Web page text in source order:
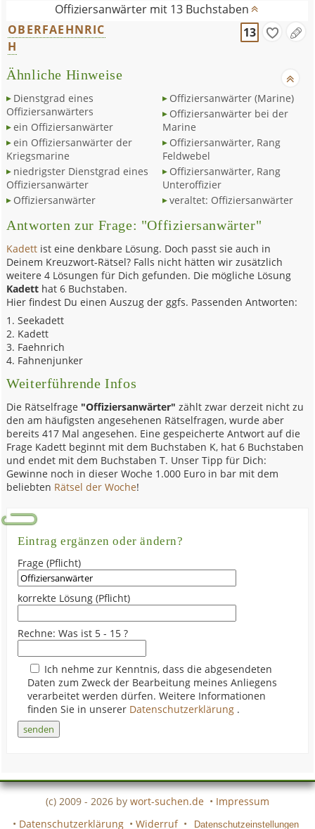
Offiziersanwärter mit 13 Buchstaben
OBERFAEHNRIC
H
13
Ähnliche Hinweise
Dienstgrad eines
Offiziersanwärters
ein Offiziersanwärter
ein Offiziersanwärter der
Kriegsmarine
niedrigster Dienstgrad eines
Offiziersanwärter
Offiziersanwärter
Offiziersanwärter (Marine)
Offiziersanwärter bei der
Marine
Offiziersanwärter, Rang
Feldwebel
Offiziersanwärter, Rang
Unteroffizier
veraltet: Offiziersanwärter
Antworten zur Frage: "Offiziersanwärter"
Kadett ist eine denkbare Lösung. Doch passt sie auch in
Deinem Kreuzwort-Rätsel? Falls nicht hätten wir zusätzlich
weitere 4 Lösungen für Dich gefunden. Die mögliche Lösung
Kadett hat 6 Buchstaben.
Hier findest Du einen Auszug der ggfs. Passenden Antworten:
Seekadett
Kadett
Faehnrich
Fahnenjunker
Weiterführende Infos
Die Rätselfrage "Offiziersanwärter" zählt zwar derzeit nicht zu
den am häufigsten angesehenen Rätselfragen, wurde aber
bereits 417 Mal angesehen. Eine gespeicherte Antwort auf die
Frage Kadett beginnt mit dem Buchstaben K, hat 6 Buchstaben
und endet mit dem Buchstaben T. Unser Tipp für Dich:
Gewinne noch in dieser Woche 1.000 Euro in bar mit dem
beliebten Rätsel der Woche!
Eintrag ergänzen oder ändern?
Frage (Pflicht)
korrekte Lösung (Pflicht)
Rechne: Was ist 5 - 15 ?
Ich nehme zur Kenntnis, dass die abgesendeten
Daten zum Zweck der Bearbeitung meines Anliegens
verarbeitet werden dürfen. Weitere Informationen
finden Sie in unserer Datenschutzerklärung .
(c) 2009 - 2026 by wort-suchen.de • Impressum
• Datenschutzerklärung • Widerruf • Datenschutzeinstellungen